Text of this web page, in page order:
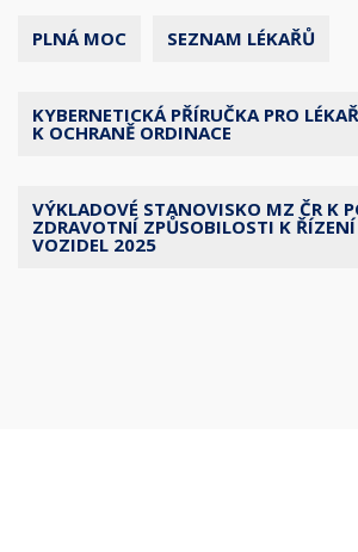
PLNÁ MOC SEZNAM LÉKAŘŮ
KYBERNETICKÁ PŘÍRUČKA PRO
K OCHRANĚ ORDINACE
VÝKLADOVÉ STANOVISKO MZ ČR K
ZDRAVOTNÍ ZPŮSOBILOSTI K
VOZIDEL 2025